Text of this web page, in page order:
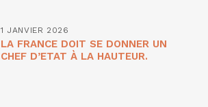
1 JANVIER 2026
LA FRANCE DOIT SE DONNER UN
CHEF D’ETAT À LA HAUTEUR.